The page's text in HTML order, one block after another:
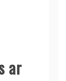
ar